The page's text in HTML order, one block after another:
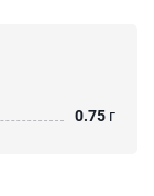
0.75 г